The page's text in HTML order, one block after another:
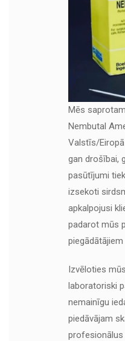
Mēs
Nembutal
Valstīs/
gan drošībai,
pasūtījumi
izsekoti
apkalpojusi
padarot mūs
Izvēloties
laboratoriski
nemainīgu
piedāvājam